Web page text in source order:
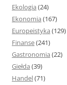
Ekologia (24)
Ekonomia (167)
Europeistyka (129)
Finanse(241)
Gastronomia (22)
Giełda (39)
Handel(71)